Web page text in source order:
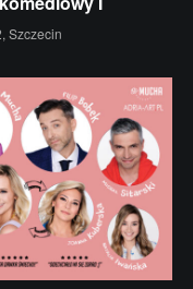
Szczecin